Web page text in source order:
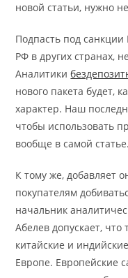
новой статьи, нужно
Подпасть под санкции
РФ в других странах,
Аналитики
нового пакета будет,
характер. Наш
чтобы использовать
вообще в самой статье.
К тому же, добавляет
покупателям
начальник
Абелев допускает,
китайские и
Европе. Европейские